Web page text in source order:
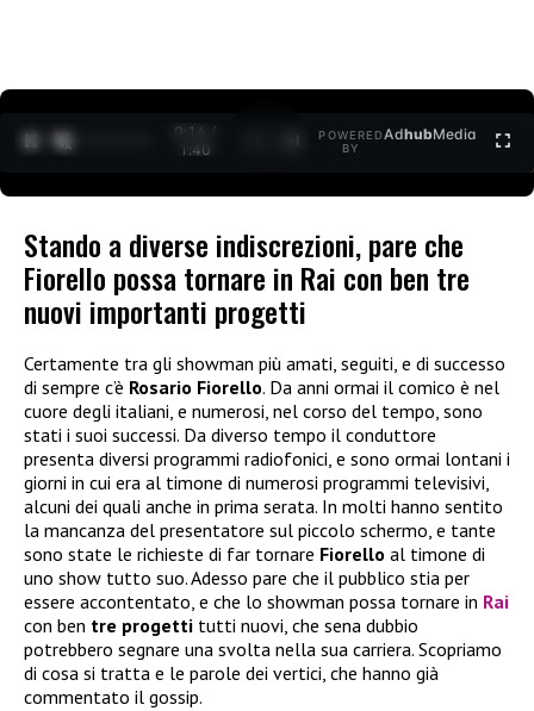
0:16 /
1:40
POWERED
BY
AdhubMedia
Stando a diverse indiscrezioni, pare che
Fiorello possa tornare in Rai con ben tre
nuovi importanti progetti
Certamente tra gli showman più amati, seguiti, e di successo
di sempre c’è Rosario Fiorello. Da anni ormai il comico è nel
cuore degli italiani, e numerosi, nel corso del tempo, sono
stati i suoi successi. Da diverso tempo il conduttore
presenta diversi programmi radiofonici, e sono ormai lontani i
giorni in cui era al timone di numerosi programmi televisivi,
alcuni dei quali anche in prima serata. In molti hanno sentito
la mancanza del presentatore sul piccolo schermo, e tante
sono state le richieste di far tornare Fiorello al timone di
uno show tutto suo. Adesso pare che il pubblico stia per
essere accontentato, e che lo showman possa tornare in Rai
con ben tre progetti tutti nuovi, che sena dubbio
potrebbero segnare una svolta nella sua carriera. Scopriamo
di cosa si tratta e le parole dei vertici, che hanno già
commentato il gossip.